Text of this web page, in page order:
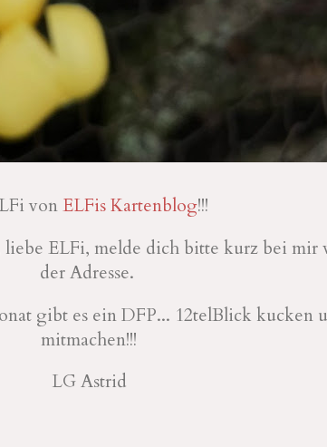
vonELFis Kartenblog!!!
ELFi, melde dich bitte kurz bei mir
der Adresse.
gibt es ein DFP... 12telBlick kucken
mitmachen!!!
LG Astrid